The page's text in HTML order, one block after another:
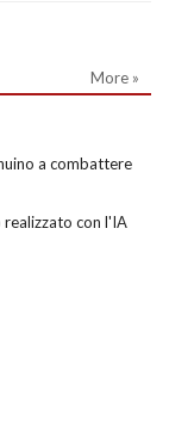
More »
a combattere
realizzato con l'IA